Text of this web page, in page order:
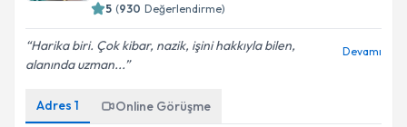
E-posta Adresiniz
Kişisel verilerimin işlenmesine ilişkin
5 (930 Değerlendirme)
Harika biri. Çok kibar, nazik, işini hakkıyla bilen,
alanında uzman...
Devamı
Adres 1 Online Görüşme